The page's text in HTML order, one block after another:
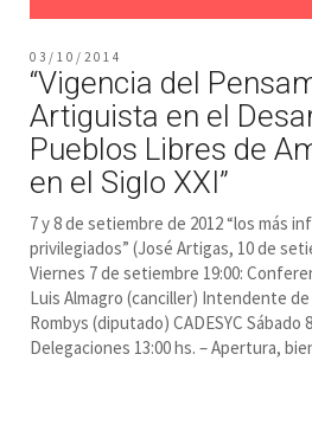
03/10/2014
“Vigencia del
Artiguista en el
Pueblos Libres de
en el Siglo XXI”
7 y 8 de setiembre de 2012 “los más
privilegiados” (José Artigas, 10 de
Viernes 7 de setiembre 19:00:
Luis Almagro (canciller) Intendente
Rombys (diputado) CADESYC
Delegaciones 13:00 hs. – Apertura,